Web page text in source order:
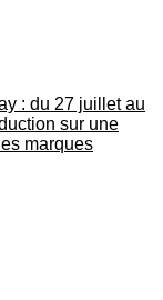
: du 27 juillet au
sur une
marques